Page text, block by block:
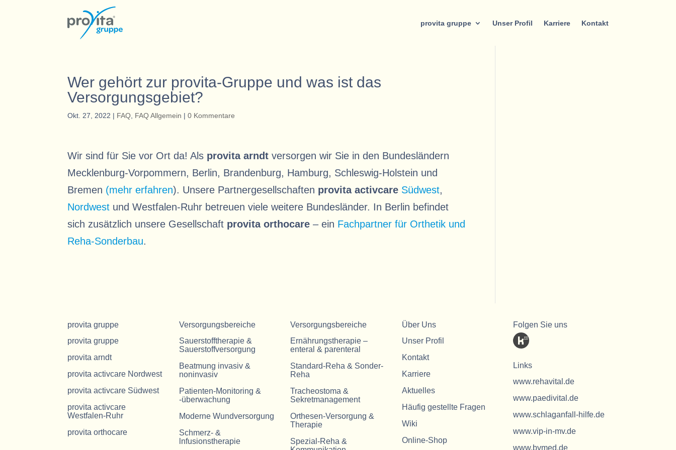
provita gruppe Unser Profil Karriere Kontakt
Wer gehört zur provita-Gruppe und was ist das
Versorgungsgebiet?
Okt. 27, 2022 | FAQ FAQ Allgemein |0 Kommentare
Wir sind für Sie vor Ort da! Als provita arndt versorgen wir Sie in den Bundesländern
Mecklenburg-Vorpommern, Berlin, Brandenburg, Hamburg, Schleswig-Holstein und
Bremen (mehr erfahren). Unsere Partnergesellschaften provita activcare Südwest,
Nordwest und Westfalen-Ruhr betreuen viele weitere Bundesländer. In Berlin befindet
sich zusätzlich unsere Gesellschaft provita orthocare – ein Fachpartner für Orthetik und
Reha-Sonderbau.
provita gruppe
provita gruppe
provita arndt
provita activcare Nordwest
provita activcare Südwest
provita activcare
Westfalen-Ruhr
provita orthocare
Versorgungsbereiche
Sauerstofftherapie &
Sauerstoffversorgung
Beatmung invasiv &
noninvasiv
Patienten-Monitoring &
-überwachung
Moderne Wundversorgung
Schmerz- &
lnfusionstherapie
Versorgungsbereiche
Ernährungstherapie –
enteral & parenteral
Standard-Reha & Sonder-
Reha
Tracheostoma &
Sekretmanagement
Orthesen-Versorgung &
Therapie
Spezial-Reha &
Über Uns
Unser Profil
Kontakt
Karriere
Aktuelles
Häufig gestellte Fragen
Wiki
Online-Shop
Folgen Sie uns
Links
www.rehavital.de
www.paedivital.de
www.schlaganfall-hilfe.de
www.vip-in-mv.de
www.bvmed.de